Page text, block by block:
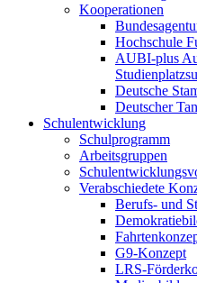
Kooperationen
Hochschule
AUBI-plus
Deutsche
Deutscher
Schulentwicklung
Schulprogramm
Arbeitsgruppen
Verabschiedete
Berufs- und
G9-Konzept
LRS-